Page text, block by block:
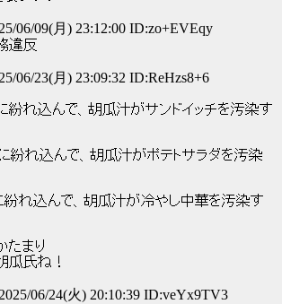
06/09(月) 23:12:00 ID:zo+EVEqy
違反
06/23(月) 23:09:32 ID:ReHzs8+6
紛れ込んで、胡瓜汁がサンドイッチを汚染す
紛れ込んで、胡瓜汁がポテトサラダを汚染
れ込んで、胡瓜汁が冷やし中華を汚染す
たまり
瓜氏ね！
2025/06/24(火) 20:10:39 ID:veYx9TV3